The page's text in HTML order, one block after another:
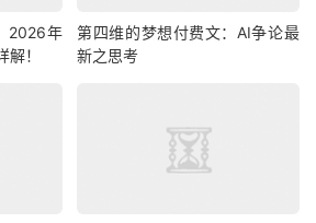
！
第四维的梦想付费文：AI争论最
新之思考